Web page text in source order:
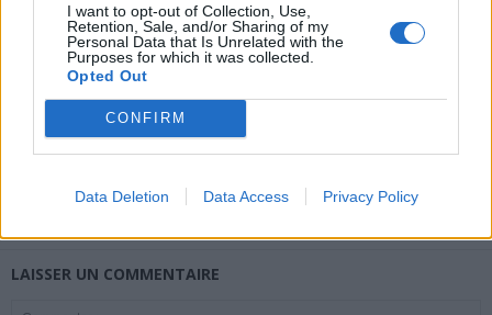
I want to opt-out of Collection, Use,
Retention, Sale, and/or Sharing of my
Personal Data that Is Unrelated with the
Purposes for which it was collected.
Opted Out
CONFIRM
Data Deletion Data Access Privacy Policy
Canicule : les conseils
essentiels des
Santé
Éclipse du 12 août :
attention à la pénurie de
révolutionnaire pour
LAISSER UN COMMENTAIRE